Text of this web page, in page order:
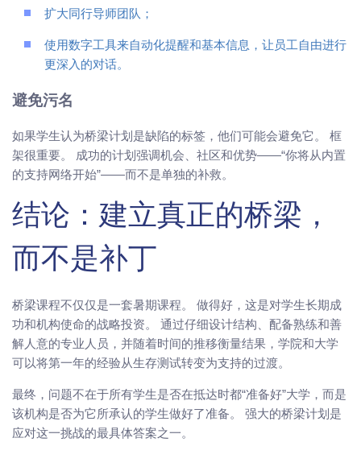
扩大同行导师团队；
使用数字工具来自动化提醒和基本信息，让员工自由进行
更深入的对话。
避免污名
如果学生认为桥梁计划是缺陷的标签，他们可能会避免它。 框
架很重要。 成功的计划强调机会、社区和优势——“你将从内置
的支持网络开始”——而不是单独的补救。
结论：建立真正的桥梁，
而不是补丁
桥梁课程不仅仅是一套暑期课程。 做得好，这是对学生长期成
功和机构使命的战略投资。 通过仔细设计结构、配备熟练和善
解人意的专业人员，并随着时间的推移衡量结果，学院和大学
可以将第一年的经验从生存测试转变为支持的过渡。
最终，问题不在于所有学生是否在抵达时都“准备好”大学，而是
该机构是否为它所承认的学生做好了准备。 强大的桥梁计划是
应对这一挑战的最具体答案之一。